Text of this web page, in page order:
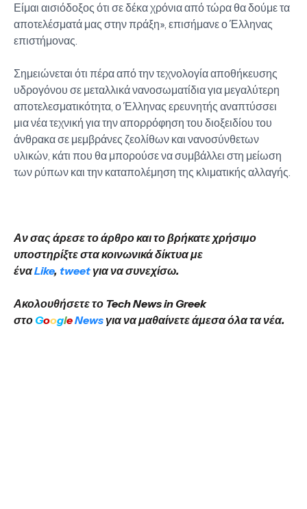
Είμαι αισιόδοξος ότι σε δέκα χρόνια από τώρα θα δούμε τα
αποτελέσματά μας στην πράξη», επισήμανε ο Έλληνας
επιστήμονας.
Σημειώνεται ότι πέρα από την τεχνολογία αποθήκευσης
υδρογόνου σε μεταλλικά νανοσωματίδια για μεγαλύτερη
αποτελεσματικότητα, ο Έλληνας ερευνητής αναπτύσσει
μια νέα τεχνική για την απορρόφηση του διοξειδίου του
άνθρακα σε μεμβράνες ζεολίθων και νανοσύνθετων
υλικών, κάτι που θα μπορούσε να συμβάλλει στη μείωση
των ρύπων και την καταπολέμηση της κλιματικής αλλαγής.
Αν σας άρεσε το άρθρο και το βρήκατε χρήσιμο
υποστηρίξτε στα κοινωνικά δίκτυα με
έναLike, tweet για να συνεχίσω.
Ακολουθήσετε το Tech News in Greek
στο GoogleNews για να μαθαίνετε άμεσα όλα τα νέα.